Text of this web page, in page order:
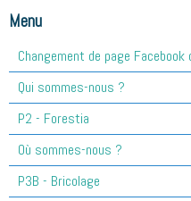
Menu
Changement de page Facebook
Qui sommes-nous ?
P2 - Forestia
Où sommes-nous ?
P3B - Bricolage